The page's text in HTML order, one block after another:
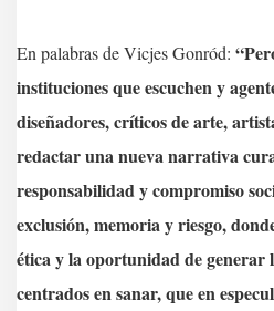
En palabras de Vicjes Gonród:
instituciones que escuchen y
diseñadores, críticos de arte,
redactar una nueva narrativa
responsabilidad y compromiso
exclusión, memoria y riesgo,
ética y la oportunidad de generar
centrados en sanar, que en